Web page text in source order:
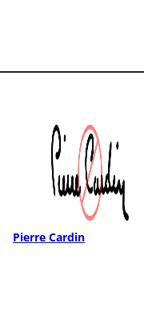
Pierre Cardin